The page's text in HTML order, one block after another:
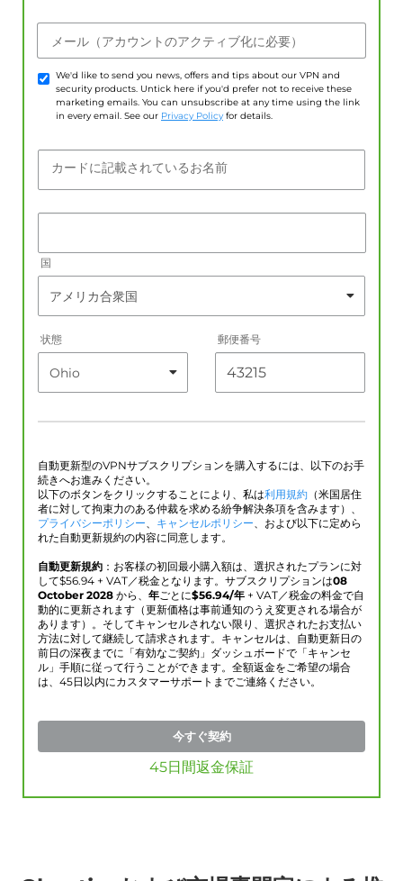
メール（アカウントのアクティブ化に必要）
We'd like to send you news, offers and tips about our VPN and
security products. Untick here if you'd prefer not to receive these
marketing emails. You can unsubscribe at any time using the link
in every email. See our Privacy Policy for details.
カードに記載されているお名前
国
状態 郵便番号
自動更新型のVPNサブスクリプションを購入するには、以下のお手
続きへお進みください。
以下のボタンをクリックすることにより、私は利用規約 （米国居住
者に対して拘束力のある仲裁を求める紛争解決条項を含みます）、
プライバシーポリシー、 キャンセルポリシー、および以下に定めら
れた自動更新規約の内容に同意します。
自動更新規約 ：お客様の初回最小購入額は、選択されたプランに対
して$56.94 + VAT／税金となります。サブスクリプションは08
October 2028 から、 年ごとに$56.94/年 + VAT／税金の料金で自
動的に更新されます（更新価格は事前通知のうえ変更される場合が
あります）。そしてキャンセルされない限り、選択されたお支払い
方法に対して継続して請求されます。キャンセルは、自動更新日の
前日の深夜までに「有効なご契約」ダッシュボードで「キャンセ
ル」手順に従って行うことができます。全額返金をご希望の場合
は、45日以内にカスタマーサポートまでご連絡ください。
今すぐ契約
45日間返金保証